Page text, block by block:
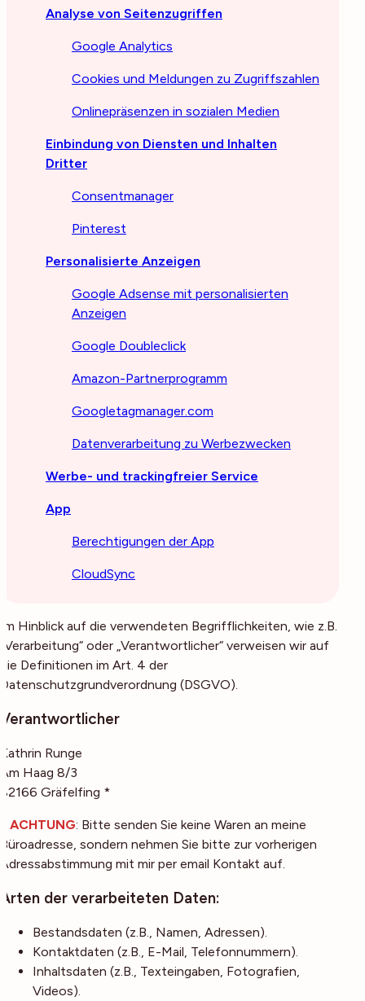
Analyse von Seitenzugriffen
Google Analytics
Cookies und Meldungen zu Zugriffszahlen
Onlinepräsenzen in sozialen Medien
Einbindung von Diensten und Inhalten
Dritter
Consentmanager
Pinterest
Personalisierte Anzeigen
Google Adsense mit personalisierten
Anzeigen
Google Doubleclick
Amazon-Partnerprogramm
Googletagmanager.com
Datenverarbeitung zu Werbezwecken
Werbe- und trackingfreier Service
App
Berechtigungen der App
CloudSync
Im Hinblick auf die verwendeten Begrifflichkeiten, wie z.B.
„Verarbeitung“ oder „Verantwortlicher“ verweisen wir auf
die Definitionen im Art. 4 der
Datenschutzgrundverordnung (DSGVO).
Verantwortlicher
Kathrin Runge
Am Haag 8/3
82166 Gräfelfing *
ACHTUNG: Bitte senden Sie keine Waren an meine
Büroadresse, sondern nehmen Sie bitte zur vorherigen
Adressabstimmung mit mir per email Kontakt auf.
Arten der verarbeiteten Daten:
Bestandsdaten (z.B., Namen, Adressen).
Kontaktdaten (z.B., E-Mail, Telefonnummern).
Inhaltsdaten (z.B., Texteingaben, Fotografien,
Videos).